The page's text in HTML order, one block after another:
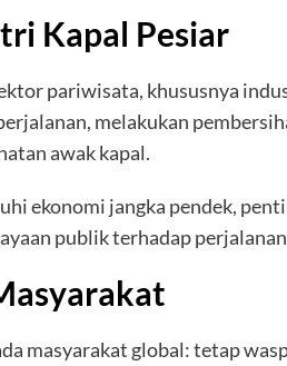
Kapal Pesiar
pariwisata, khususnya
melakukan
awak kapal.
ekonomi jangka pendek,
publik terhadap
masyarakat global: tetap